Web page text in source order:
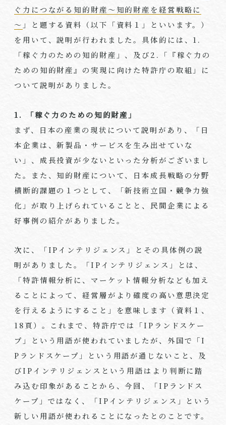
ぐ力につながる知的財産～知的財産を経営戦略に
～ 」と題する資料（以下「資料１」といいます。）
を用いて、説明が行われました。具体的には、1.
「稼ぐ力のための知的財産」、及び2.「『稼ぐ力の
ための知的財産』の実現に向けた特許庁の取組」に
ついて説明がありました。
1. 「稼ぐ力のための知的財産」
まず、日本の産業の現状について説明があり、「日
本企業は、新製品・サービスを生み出せていな
い」、成長投資が少ないといった分析がございまし
た。また、知的財産について、日本成長戦略の分野
横断的課題の１つとして、「新技術立国・競争力強
化」が取り上げられていることと、民間企業による
好事例の紹介がありました。
次に、「IPインテリジェンス」とその具体例の説
明がありました。「IPインテリジェンス」とは、
「特許情報分析に、マーケット情報分析なども加え
ることによって、経営層がより確度の高い意思決定
を行えるようにすること」を意味します（資料１、
18頁）。これまで、特許庁では「IPランドスケー
プ」という用語が使われていましたが、外国で「I
Pランドスケープ」という用語が通じないこと、及
びIPインテリジェンスという用語はより判断に踏
み込む印象があることから、今回、「IPランドス
ケープ」ではなく、「IPインテリジェンス」という
新しい用語が使われることになったとのことです。